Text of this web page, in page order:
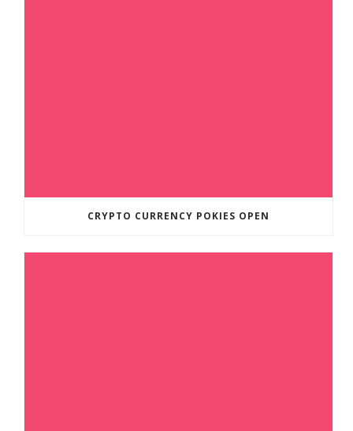
CRYPTO CURRENCY POKIES OPEN